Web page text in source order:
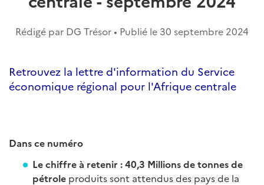
Rédigé par DG Trésor • Publié le 30 septembre 2024
Retrouvez la lettre d'information du Service
économique régional pour l'Afrique centrale
Dans ce numéro
Le chiffre à retenir : 40,3 Millions de tonnes de
pétrole produits sont attendus des pays de la